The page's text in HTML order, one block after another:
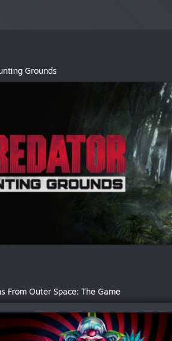
Grounds
From Outer Space: The Game